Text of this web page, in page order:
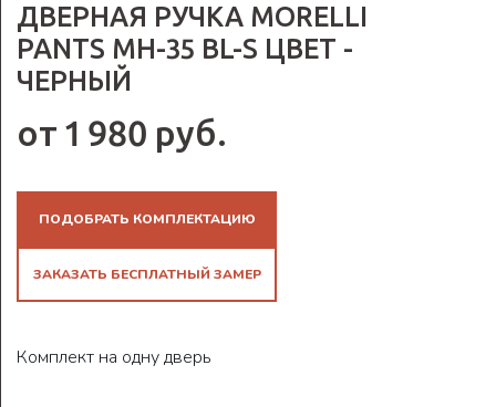
ДВЕРНАЯ РУЧКА MORELLI
PANTS MH-35 BL-S ЦВЕТ -
ЧЕРНЫЙ
от 1 980 руб.
ПОДОБРАТЬ КОМПЛЕКТАЦИЮ
ЗАКАЗАТЬ БЕСПЛАТНЫЙ ЗАМЕР
Комплект на одну дверь